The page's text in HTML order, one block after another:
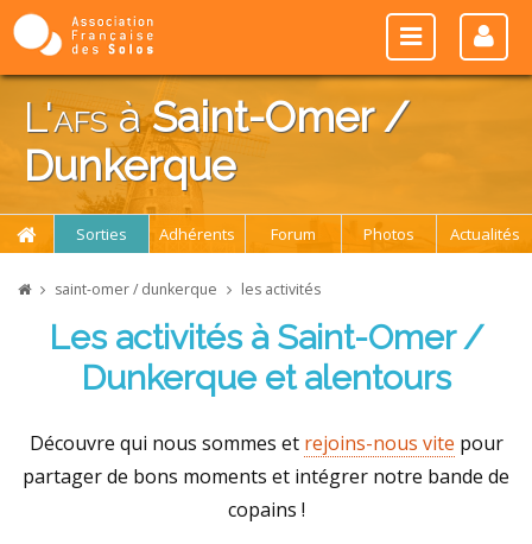
L'afsàSaint-Omer /
Dunkerque
Sorties Adhérents Forum Photos Actualités
saint-omer / dunkerque les activités
Les activités à Saint-Omer /
Dunkerque et alentours
Découvre qui nous sommes et rejoins-nous vite pour
partager de bons moments et intégrer notre bande de
copains !